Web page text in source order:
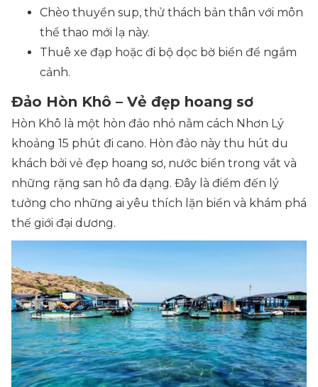
Chèo thuyền sup, thử thách bản thân với môn
thể thao mới lạ này.
Thuê xe đạp hoặc đi bộ dọc bờ biển để ngắm
cảnh.
Đảo Hòn Khô – Vẻ đẹp hoang sơ
Hòn Khô là một hòn đảo nhỏ nằm cách Nhơn Lý
khoảng 15 phút đi cano. Hòn đảo này thu hút du
khách bởi vẻ đẹp hoang sơ, nước biển trong vắt và
những rặng san hô đa dạng. Đây là điểm đến lý
tưởng cho những ai yêu thích lặn biển và khám phá
thế giới đại dương.